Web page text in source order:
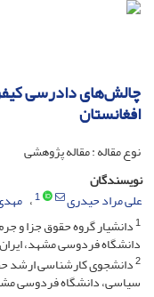
چالش‌های دادرسی
افغانستان
نوع مقاله : مقاله پژوهشی
نویسندگان
علی مراد حیدری
1
1دانشیار گروه حقوق جزا و
دانشگاه فردوسی مشهد،
2دانشجوی کارشناسی ارشد
سیاسی، دانشگاه فردوسی